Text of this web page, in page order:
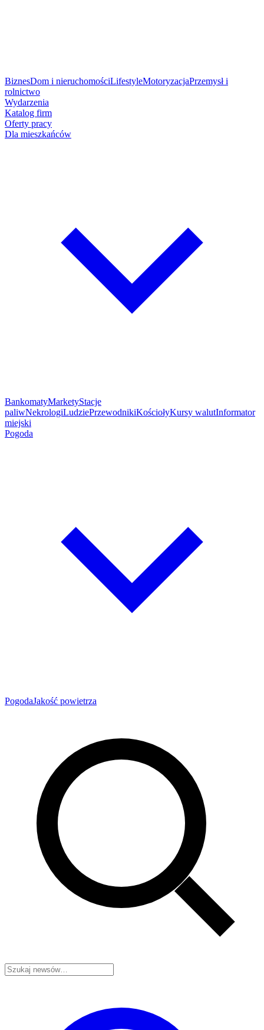
BiznesDom i nieruchomościLifestyleMotoryzacjaPrzemysł i
rolnictwo
Wydarzenia
Katalog firm
Oferty pracy
Dla mieszkańców
BankomatyMarketyStacje
paliwNekrologiLudziePrzewodnikiKościołyKursy walutInformator
miejski
Pogoda
PogodaJakość powietrza